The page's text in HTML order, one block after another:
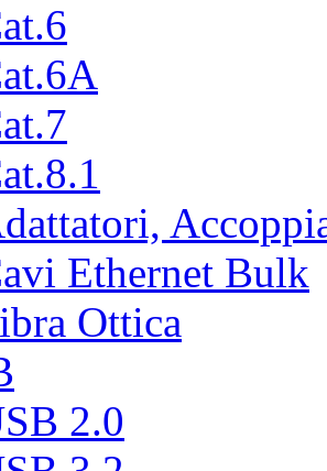
Ethernet Bulk
Ottica
2.0